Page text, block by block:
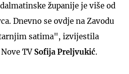
županije je više od
Dnevno se ovdje na Zavodu
satima", izvijestila
TVSofija Preljvukić.